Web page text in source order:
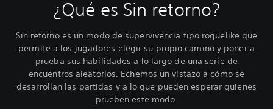
¿Qué es Sin retorno?
Sin retorno es un modo de supervivencia tipo roguelike que
permite a los jugadores elegir su propio camino y poner a
prueba sus habilidades a lo largo de una serie de
encuentros aleatorios. Echemos un vistazo a cómo se
desarrollan las partidas y a lo que pueden esperar quienes
prueben este modo.